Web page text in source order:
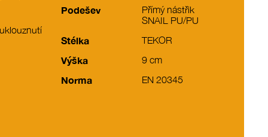
Podešev
Přímý nástřik
SNAIL PU/PU
Stélka TEKOR
Výška 9 cm
Norma EN 20345